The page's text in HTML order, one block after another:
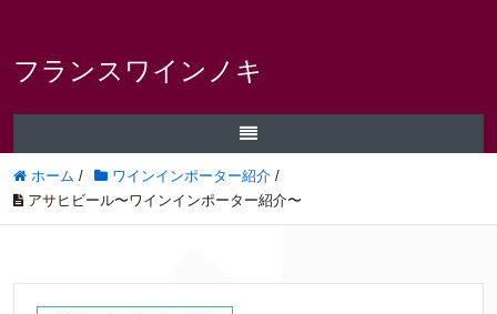
フランスワインノキ
ホーム / ワインインポーター紹介 /
アサヒビール〜ワインインポーター紹介〜